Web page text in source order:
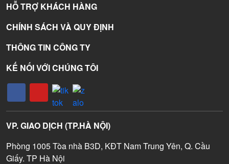
HỖ TRỢ KHÁCH HÀNG
CHÍNH SÁCH VÀ QUY ĐỊNH
THÔNG TIN CÔNG TY
KẾ NỐI VỚI CHÚNG TÔI
VP. GIAO DỊCH (TP.HÀ NỘI)
Phòng 1005 Tòa nhà B3D, KĐT Nam Trung Yên, Q. Cầu
Giấy. TP Hà Nội